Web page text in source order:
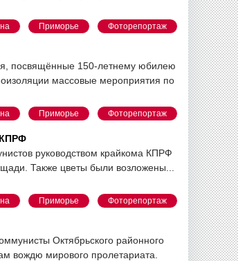
Приморье Фоторепортаж
посвящённые 150-летнему юбилею
массовые мероприятия по
Приморье Фоторепортаж
руководством крайкома КПРФ
Также цветы были возложены...
Приморье Фоторепортаж
Октябрьского районного
вождю мирового пролетариата.